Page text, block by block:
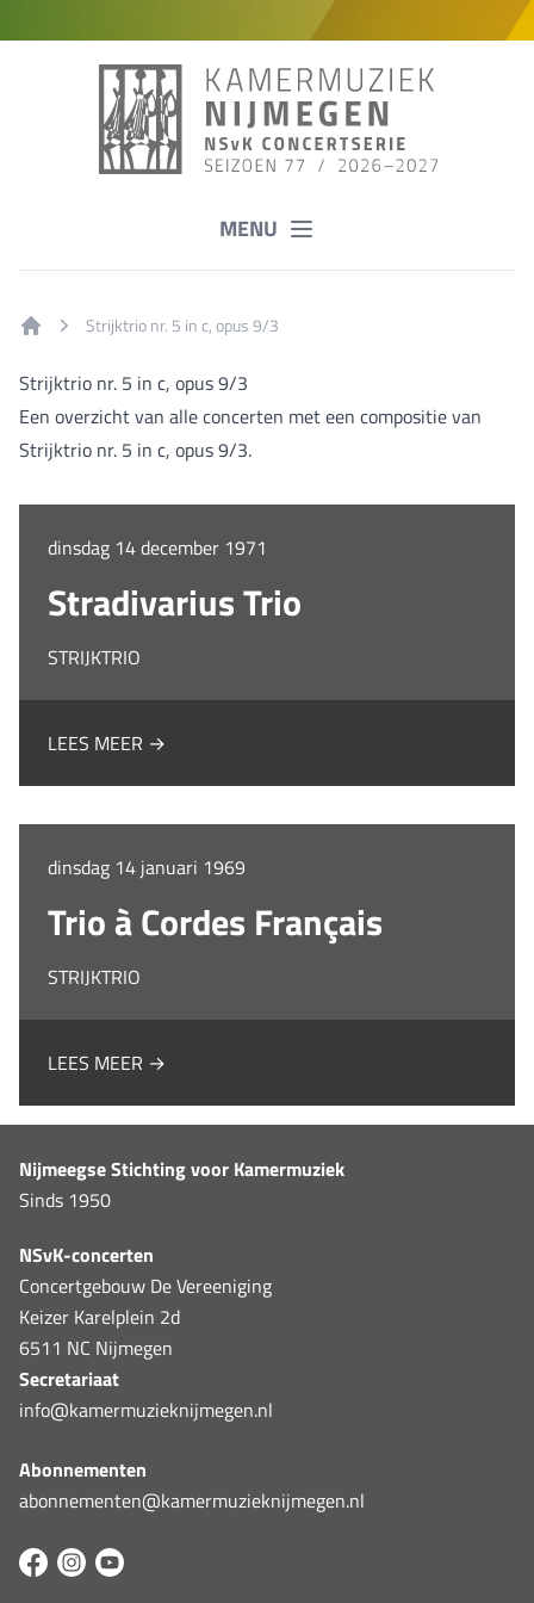
MENU
Strijktrio nr. 5 in c, opus 9/3
Strijktrio nr. 5 in c, opus 9/3
Een overzicht van alle concerten met een compositie van
Strijktrio nr. 5 in c, opus 9/3.
dinsdag 14 december 1971
Stradivarius Trio
STRIJKTRIO
LEES MEER →
dinsdag 14 januari 1969
Trio à Cordes Français
STRIJKTRIO
LEES MEER →
Nijmeegse Stichting voor Kamermuziek
Sinds 1950
NSvK-concerten
Concertgebouw De Vereeniging
Keizer Karelplein 2d
6511 NC Nijmegen
Secretariaat
info@kamermuzieknijmegen.nl
Abonnementen
abonnementen@kamermuzieknijmegen.nl